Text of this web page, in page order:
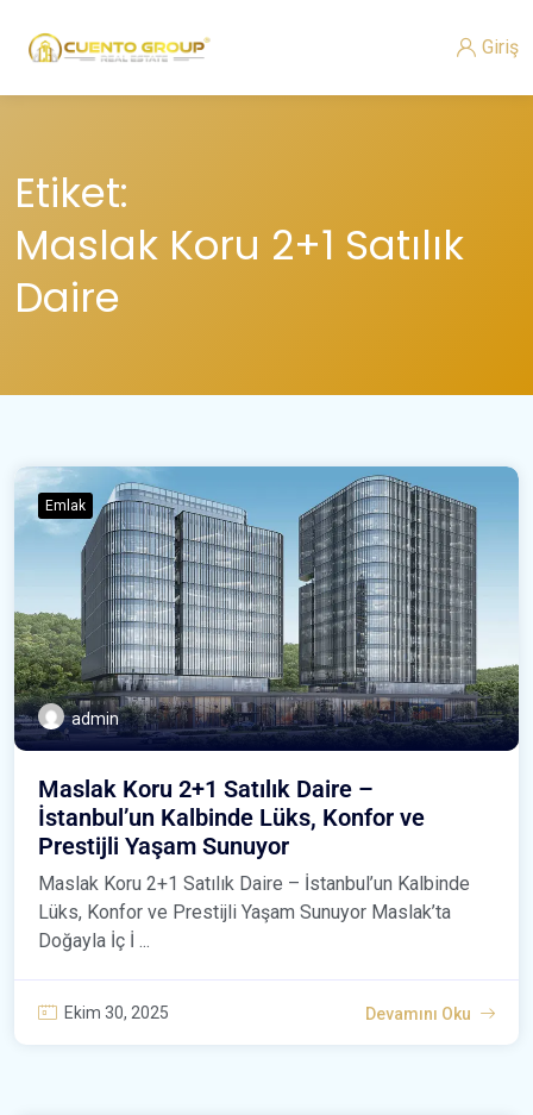
Giriş
Etiket:
Maslak Koru 2+1 Satılık
Daire
Emlak
admin
Maslak Koru 2+1 Satılık Daire –
İstanbul’un Kalbinde Lüks, Konfor ve
Prestijli Yaşam Sunuyor
Maslak Koru 2+1 Satılık Daire – İstanbul’un Kalbinde
Lüks, Konfor ve Prestijli Yaşam Sunuyor Maslak’ta
Doğayla İç İ ...
Ekim 30, 2025 Devamını Oku